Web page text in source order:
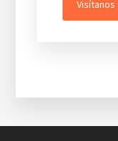
Visítanos